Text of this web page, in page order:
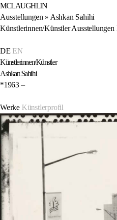
MCLAUGHLIN
Ausstellungen » Ashkan Sahihi
Künstlerinnen/KünstlerAusstellungen
Künstlerinnen/Künstler
Ashkan Sahihi
*1963 –
Werke Künstlerprofil